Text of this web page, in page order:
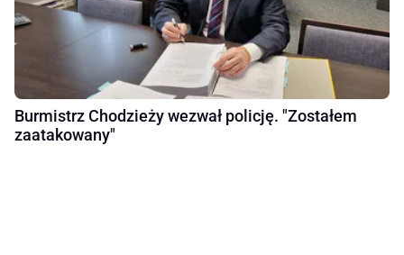
Burmistrz Chodzieży wezwał policję. "Zostałem
zaatakowany"